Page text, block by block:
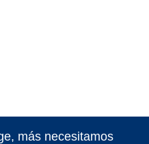
más necesitamos